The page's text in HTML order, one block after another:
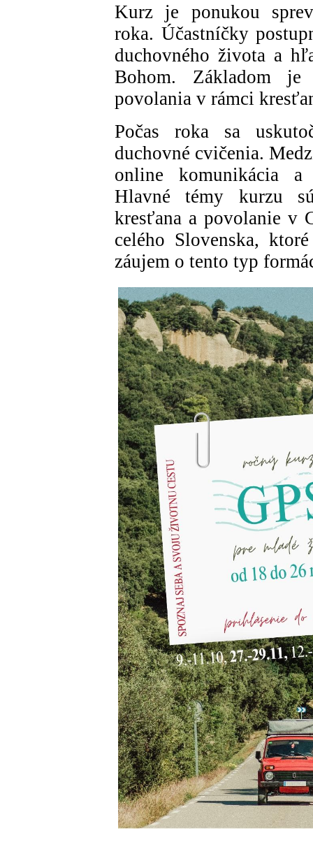
Kurz je ponukou
roka. Účastníčky
duchovného života a
Bohom. Základom je
povolania v rámci
Počas roka sa
duchovné cvičenia.
online komunikácia a
Hlavné témy kurzu
kresťana a povolanie v
celého Slovenska,
záujem o tento typ